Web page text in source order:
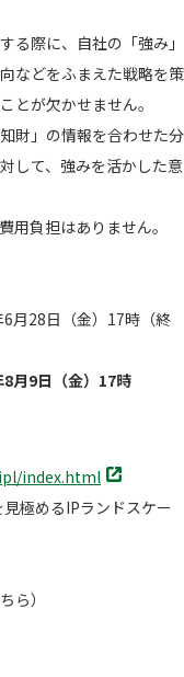
る際に、自社の「強み」
などをふまえた戦略を策
とが欠かせません。
財」の情報を合わせた分
して、強みを活かした意
用負担はありません。
月28日（金）17時（終
月9日（金）17時
index.html 別
ブ
極めるIPランドスケー
ら）